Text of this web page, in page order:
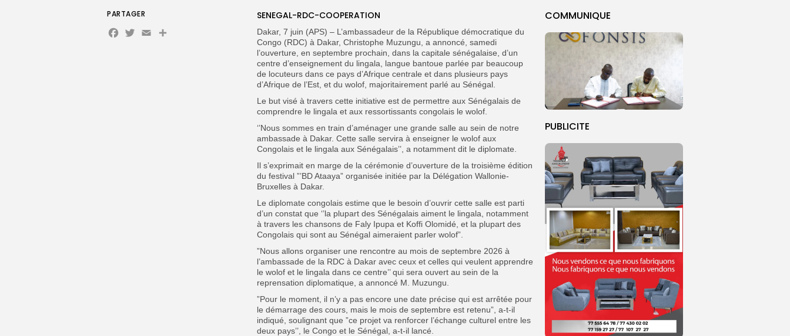
COMMUNIQUE
PUBLICITE
SENEGAL-RDC-COOPERATION
Dakar, 7 juin (APS) – L’ambassadeur de la République démocratique du
Congo (RDC) à Dakar, Christophe Muzungu, a annoncé, samedi
l’ouverture, en septembre prochain, dans la capitale sénégalaise, d’un
centre d’enseignement du lingala, langue bantoue parlée par beaucoup
de locuteurs dans ce pays d’Afrique centrale et dans plusieurs pays
d’Afrique de l’Est, et du wolof, majoritairement parlé au Sénégal.
Le but visé à travers cette initiative est de permettre aux Sénégalais de
comprendre le lingala et aux ressortissants congolais le wolof.
‘’Nous sommes en train d’aménager une grande salle au sein de notre
ambassade à Dakar. Cette salle servira à enseigner le wolof aux
Congolais et le lingala aux Sénégalais’’, a notamment dit le diplomate.
Il s’exprimait en marge de la cérémonie d’ouverture de la troisième édition
du festival ”’BD Ataaya” organisée initiée par la Délégation Wallonie-
Bruxelles à Dakar.
Le diplomate congolais estime que le besoin d’ouvrir cette salle est parti
d’un constat que ‘’la plupart des Sénégalais aiment le lingala, notamment
à travers les chansons de Faly Ipupa et Koffi Olomidé, et la plupart des
Congolais qui sont au Sénégal aimeraient parler wolof”.
”Nous allons organiser une rencontre au mois de septembre 2026 à
l’ambassade de la RDC à Dakar avec ceux et celles qui veulent apprendre
le wolof et le lingala dans ce centre’’ qui sera ouvert au sein de la
reprensation diplomatique, a annoncé M. Muzungu.
”Pour le moment, il n’y a pas encore une date précise qui est arrêtée pour
le démarrage des cours, mais le mois de septembre est retenu”, a-t-il
indiqué, soulignant que ”ce projet va renforcer l’échange culturel entre les
deux pays’’, le Congo et le Sénégal, a-t-il lancé.
PARTAGER
Facebook
Twitter
EmailPartager